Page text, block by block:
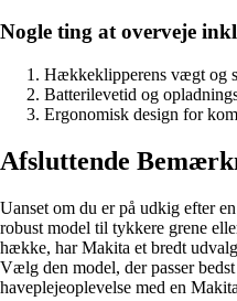
Nogle ting at overveje
Hækkeklipperens vægt og
Batterilevetid og
Ergonomisk design for
Afsluttende
Uanset om du er på udkig efter
robust model til tykkere grene
hække, har Makita et bredt
Vælg den model, der passer
haveplejeoplevelse med en